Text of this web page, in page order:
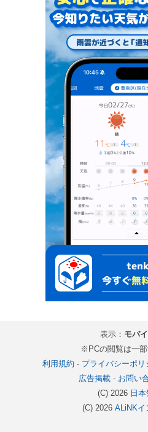
表示： モバ
※PCの閲覧は一
利用規約 - プライバシーポリ
広告掲載- お問い
(C) 2026 日
(C) 2026 ALiNKイ